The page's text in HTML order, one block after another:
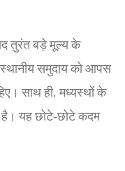
तुरंत बड़े मूल्य के
समुदाय को आपस
साथ ही, मध्यस्थों के
यह छोटे‑छोटे कदम